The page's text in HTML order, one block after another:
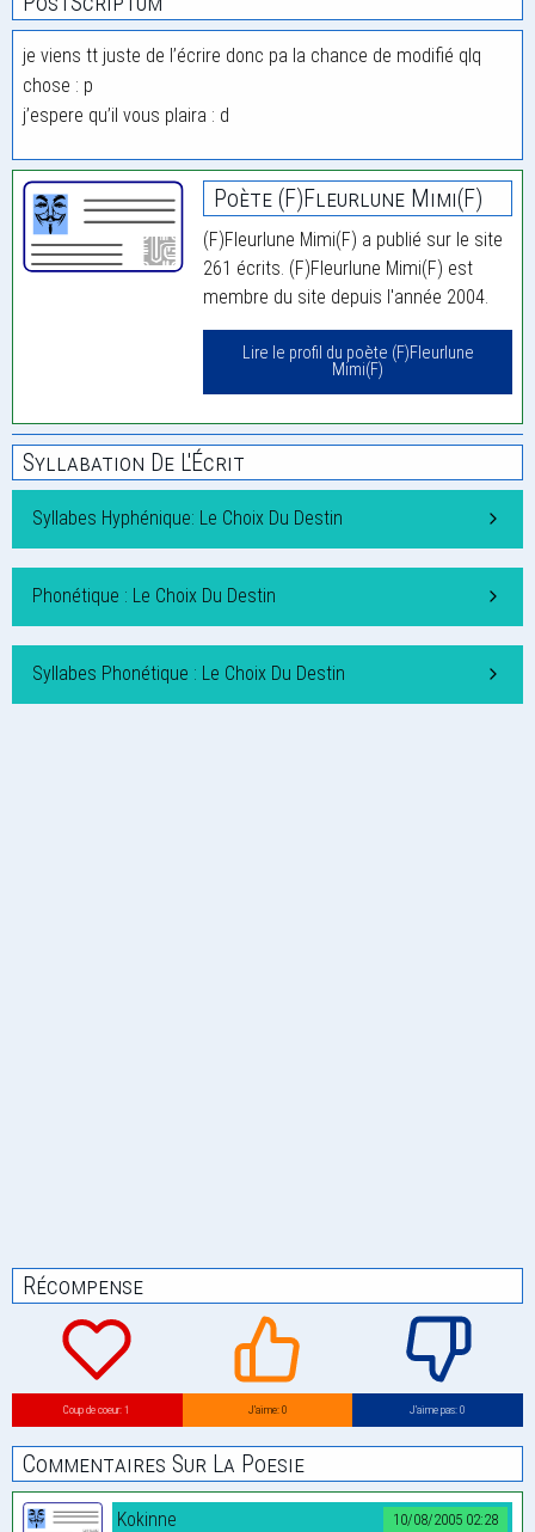
je viens tt juste de l’écrire donc pa la chance de modifié qlq
chose : p
j’espere qu’il vous plaira : d
Poète (F)Fleurlune Mimi(F)
(F)Fleurlune Mimi(F) a publié sur le site
261 écrits. (F)Fleurlune Mimi(F) est
membre du site depuis l'année 2004.
Lire le profil du poète (F)Fleurlune
Mimi(F)
Syllabation De L'Écrit
Syllabes Hyphénique: Le Choix Du Destin
Phonétique : Le Choix Du Destin
Syllabes Phonétique : Le Choix Du Destin
Récompense
Coup de coeur: 1 J’aime: 0 J’aime pas: 0
Commentaires Sur La Poesie
10/08/2005 02:28
Kokinne